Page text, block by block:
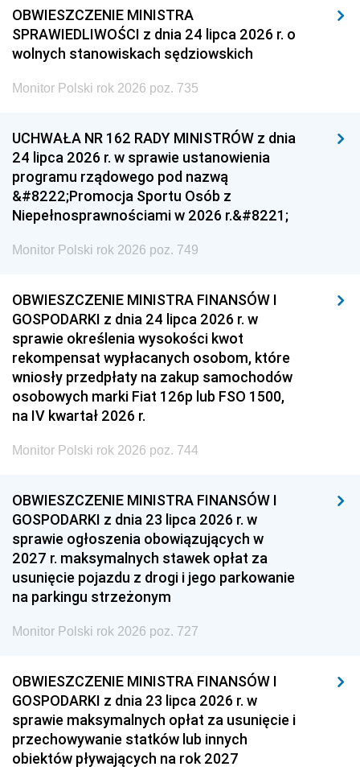
OBWIESZCZENIE MINISTRA
SPRAWIEDLIWOŚCI z dnia 24 lipca 2026 r. o
wolnych stanowiskach sędziowskich
Monitor Polski rok 2026 poz. 735
UCHWAŁA NR 162 RADY MINISTRÓW z dnia
24 lipca 2026 r. w sprawie ustanowienia
programu rządowego pod nazwą
&#8222;Promocja Sportu Osób z
Niepełnosprawnościami w 2026 r.&#8221;
Monitor Polski rok 2026 poz. 749
OBWIESZCZENIE MINISTRA FINANSÓW I
GOSPODARKI z dnia 24 lipca 2026 r. w
sprawie określenia wysokości kwot
rekompensat wypłacanych osobom, które
wniosły przedpłaty na zakup samochodów
osobowych marki Fiat 126p lub FSO 1500,
na IV kwartał 2026 r.
Monitor Polski rok 2026 poz. 744
OBWIESZCZENIE MINISTRA FINANSÓW I
GOSPODARKI z dnia 23 lipca 2026 r. w
sprawie ogłoszenia obowiązujących w
2027 r. maksymalnych stawek opłat za
usunięcie pojazdu z drogi i jego parkowanie
na parkingu strzeżonym
Monitor Polski rok 2026 poz. 727
OBWIESZCZENIE MINISTRA FINANSÓW I
GOSPODARKI z dnia 23 lipca 2026 r. w
sprawie maksymalnych opłat za usunięcie i
przechowywanie statków lub innych
obiektów pływających na rok 2027